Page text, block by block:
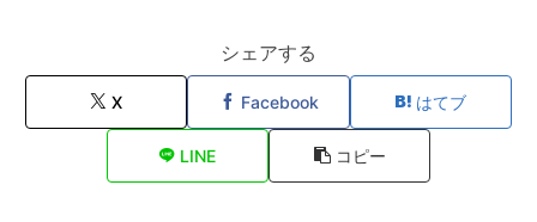
シェアする
X Facebook はてブ
LINE コピー